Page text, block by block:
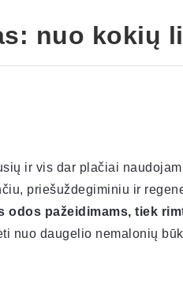
nuo kokių
ir vis dar plačiai
priešuždegiminiu ir
odos pažeidimams, tiek
nuo daugelio nemalonių